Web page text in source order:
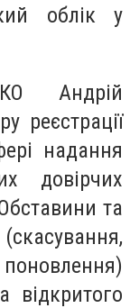
облік у
Андрій
реєстрації
надання
довірчих
та
відкритого